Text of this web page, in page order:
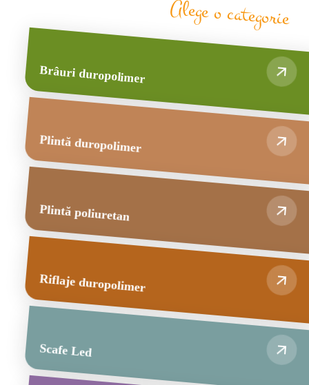
Alege o categorie
Brâuri duropolimer
Plintă duropolimer
Plintă poliuretan
Riflaje duropolimer
Scafe Led